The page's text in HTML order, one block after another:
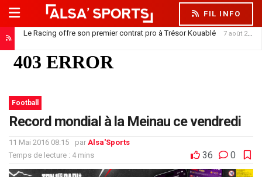
FIL INFO
Le Racing offre son premier contrat pro à Trésor Kouablé 7 août 2026
Football
Record mondial à la Meinau ce vendredi
11 Mai 2016 08:15 par Alsa'Sports
Temps de lecture : 4 mins
36 0